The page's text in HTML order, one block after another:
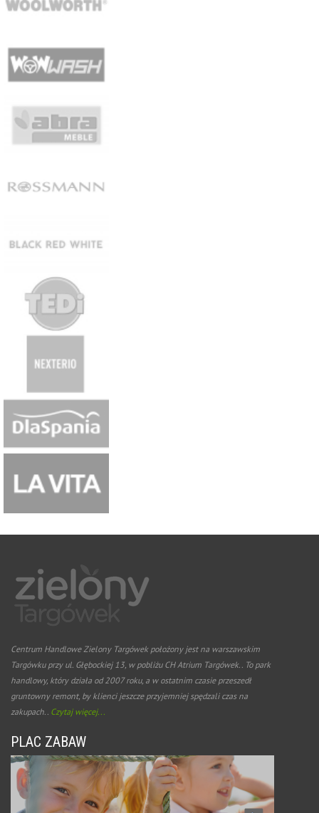
Centrum Handlowe Zielony Targówek położony jest na warszawskim
Targówku przy ul. Głębockiej 13, w pobliżu CH Atrium Targówek.. To park
handlowy, który działa od 2007 roku, a w ostatnim czasie przeszedł
gruntowny remont, by klienci jeszcze przyjemniej spędzali czas na
zakupach.. Czytaj więcej...
PLAC ZABAW